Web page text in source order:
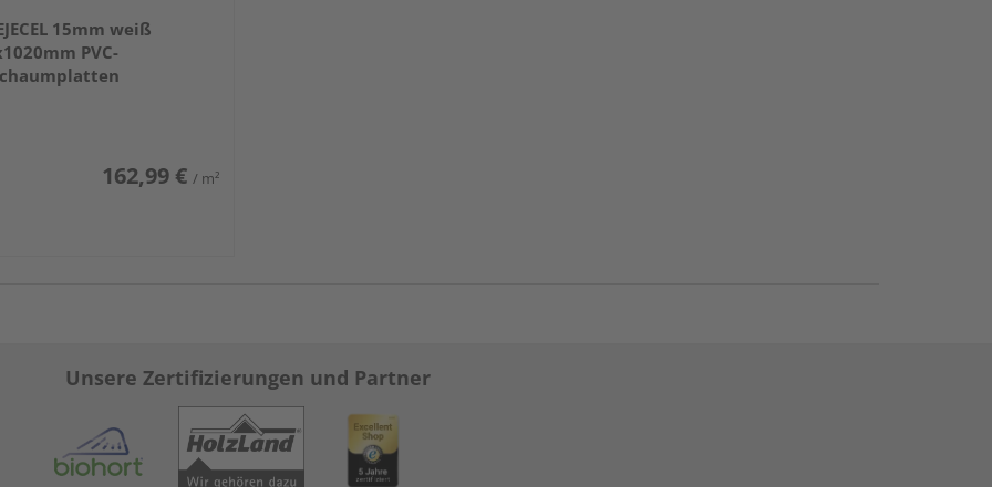
15mm weiß
PVC-
162,99 € / m²
Unsere Zertifizierungen und Partner